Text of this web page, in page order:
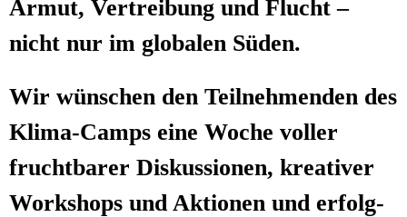
Armut, Ver­trei­bung und Flucht –
nicht nur im glo­ba­len Süden.
Wir wün­schen den Teil­neh­men­den des
Kli­ma-Camps eine Woche vol­ler
frucht­ba­rer Dis­kus­sio­nen, krea­ti­ver
Work­shops und Aktio­nen und erfolg­